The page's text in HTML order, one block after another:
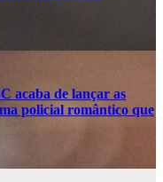
acaba de lançar as
policial romântico que